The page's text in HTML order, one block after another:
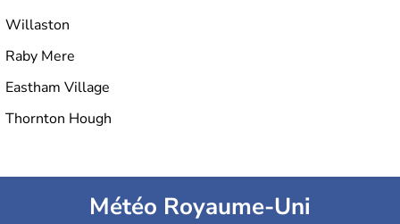
Willaston
Raby Mere
Eastham Village
Thornton Hough
Météo Royaume-Uni